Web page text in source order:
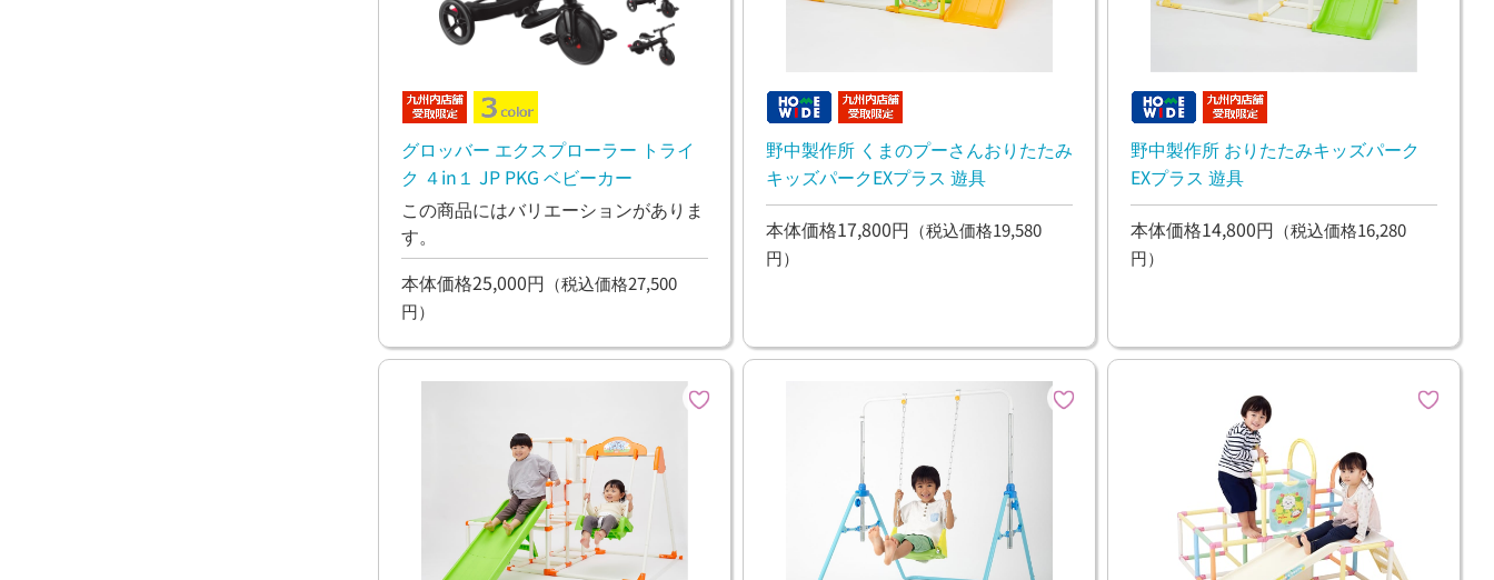
グロッバー エクスプローラー トライ
ク ４in１ JP PKG ベビーカー
この商品にはバリエーションがありま
す。
本体価格25,000円 （税込価格27,500
円）
野中製作所 くまのプーさんおりたたみ
キッズパークEXプラス 遊具
本体価格17,800円 （税込価格19,580
円）
野中製作所 おりたたみキッズパーク
EXプラス 遊具
本体価格14,800円 （税込価格16,280
円）